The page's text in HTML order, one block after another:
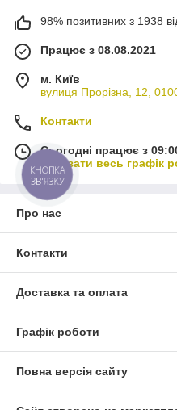
98% позитивних з 1938
Працює з 08.08.2021
м. Київ
вулиця Прорізна, 12,
Контакти
Сьогодні працює з
Показати весь графік
Про нас
Контакти
Доставка та оплата
Графік роботи
Повна версія сайту
КНОПКА
ЗВ'ЯЗКУ